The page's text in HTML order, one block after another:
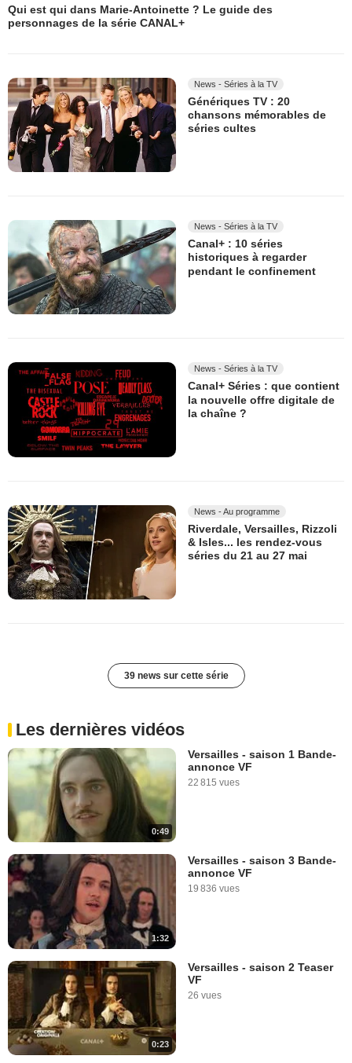
Qui est qui dans Marie-Antoinette ? Le guide des
personnages de la série CANAL+
News - Séries à la TV
Génériques TV : 20
chansons mémorables de
séries cultes
News - Séries à la TV
Canal+ : 10 séries
historiques à regarder
pendant le confinement
News - Séries à la TV
Canal+ Séries : que contient
la nouvelle offre digitale de
la chaîne ?
News - Au programme
Riverdale, Versailles, Rizzoli
& Isles... les rendez-vous
séries du 21 au 27 mai
39 news sur cette série
Les dernières vidéos
0:49
Versailles - saison 1 Bande-
annonce VF
22 815 vues
1:32
Versailles - saison 3 Bande-
annonce VF
19 836 vues
0:23
Versailles - saison 2 Teaser
VF
26 vues